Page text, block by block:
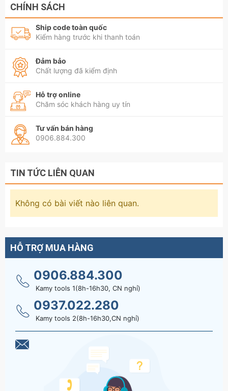
CHÍNH SÁCH
Ship code toàn quốc
Kiểm hàng trước khi thanh toán
Đảm bảo
Chất lượng đã kiểm định
Hỗ trợ online
Chăm sóc khách hàng uy tín
Tư vấn bán hàng
0906.884.300
TIN TỨC LIÊN QUAN
Không có bài viết nào liên quan.
HỖ TRỢ MUA HÀNG
0906.884.300
Kamy tools 1(8h-16h30, CN nghỉ)
0937.022.280
Kamy tools 2(8h-16h30,CN nghỉ)